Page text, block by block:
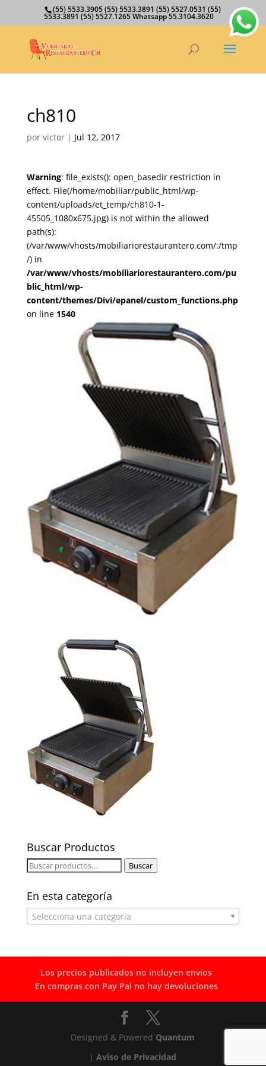
(55) 5533.3905 (55) 5533.3891 (55) 5527.0531 (55)
5533.3891 (55) 5527.1265 Whatsapp 55.3104.3620
ch810
por victor| Jul 12, 2017
Warning: file_exists(): open_basedir restriction in
effect. File(/home/mobiliar/public_html/wp-
content/uploads/et_temp/ch810-1-
45505_1080x675.jpg) is not within the allowed
path(s):
(/var/www/vhosts/mobiliariorestaurantero.com/:/tmp
/) in
/var/www/vhosts/mobiliariorestaurantero.com/pu
blic_html/wp-
content/themes/Divi/epanel/custom_functions.php
on line 1540
Buscar Productos
Buscar
Buscar
En esta categoría
Selecciona una categoría
Los precios publicados no incluyen envíos
En compras con Pay Pal no hay devoluciones
Designed & Powered Quantum
|Aviso de Privacidad